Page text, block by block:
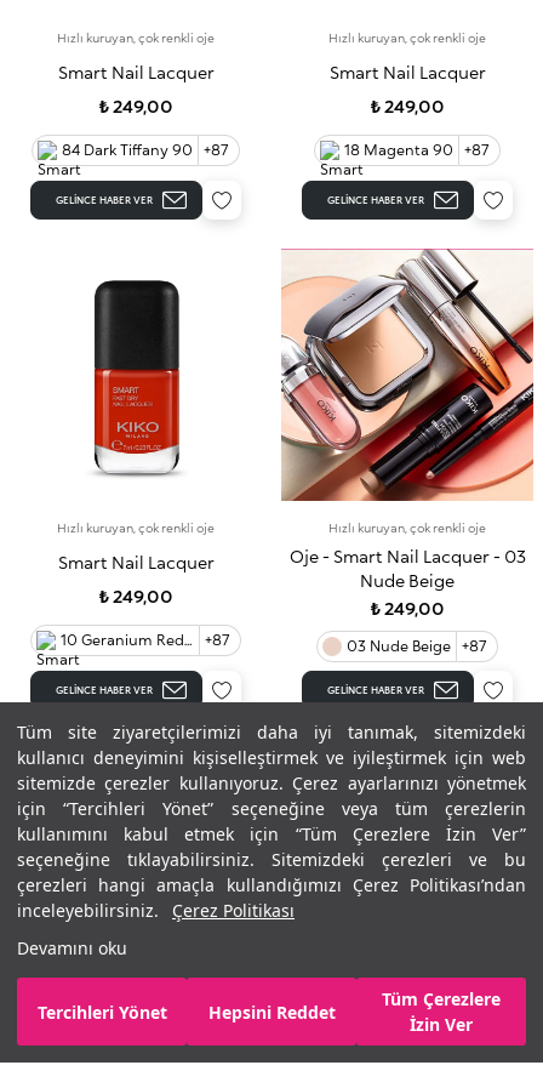
Tüm site ziyaretçilerimizi daha iyi tanımak, sitemizdeki
kullanıcı deneyimini kişiselleştirmek ve iyileştirmek için web
sitemizde çerezler kullanıyoruz. Çerez ayarlarınızı yönetmek
için “Tercihleri Yönet” seçeneğine veya tüm çerezlerin
kullanımını kabul etmek için “Tüm Çerezlere İzin Ver”
seçeneğine tıklayabilirsiniz. Sitemizdeki çerezleri ve bu
çerezleri hangi amaçla kullandığımızı Çerez Politikası’ndan
inceleyebilirsiniz.
Çerez Politikası
Devamını oku
Tercihleri Yönet Hepsini Reddet
Tüm Çerezlere
İzin Ver
Hızlı kuruyan, çok renkli oje
Smart Nail Lacquer
₺ 249,00
84 Dark Tiffany 90 +87
GELINCE HABER VER
Hızlı kuruyan, çok renkli oje
Smart Nail Lacquer
₺ 249,00
18 Magenta 90 +87
GELINCE HABER VER
Hızlı kuruyan, çok renkli oje
Smart Nail Lacquer
₺ 249,00
10 Geranium Red 90 +87
GELINCE HABER VER
Hızlı kuruyan, çok renkli oje
Oje - Smart Nail Lacquer - 03
Nude Beige
₺ 249,00
03 Nude Beige +87
GELINCE HABER VER
Kukui yağı içeren tırnak kütikülü besleyici kalem
Intense Care Oil Pen
Quick-drying nail lacquer
Smart Nail Lacquer